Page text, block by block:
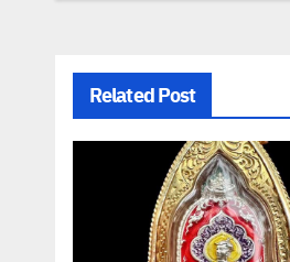
Related Post